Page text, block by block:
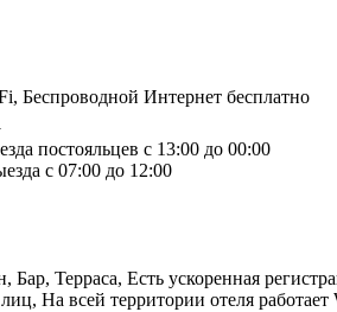
Беспроводной Интернет бесплатно
постояльцев с 13:00 до 00:00
с 07:00 до 12:00
Бар, Терраса, Есть ускоренная
На всей территории отеля работает